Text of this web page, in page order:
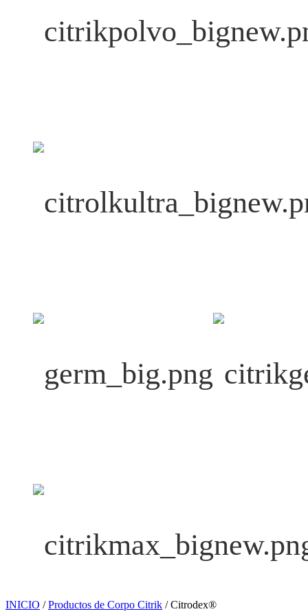
INICIO /Productos de Corpo Citrik / Citrodex®